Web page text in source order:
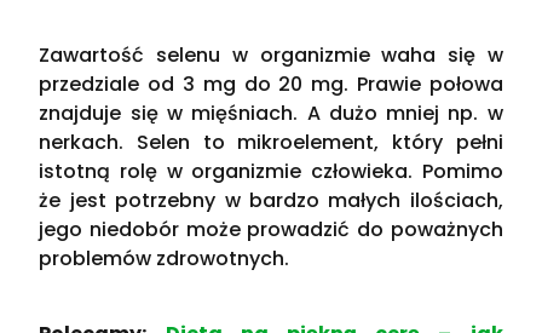
Zawartość selenu w organizmie waha się w
przedziale od 3 mg do 20 mg. Prawie połowa
znajduje się w mięśniach. A dużo mniej np. w
nerkach. Selen to mikroelement, który pełni
istotną rolę w organizmie człowieka. Pomimo
że jest potrzebny w bardzo małych ilościach,
jego niedobór może prowadzić do poważnych
problemów zdrowotnych.